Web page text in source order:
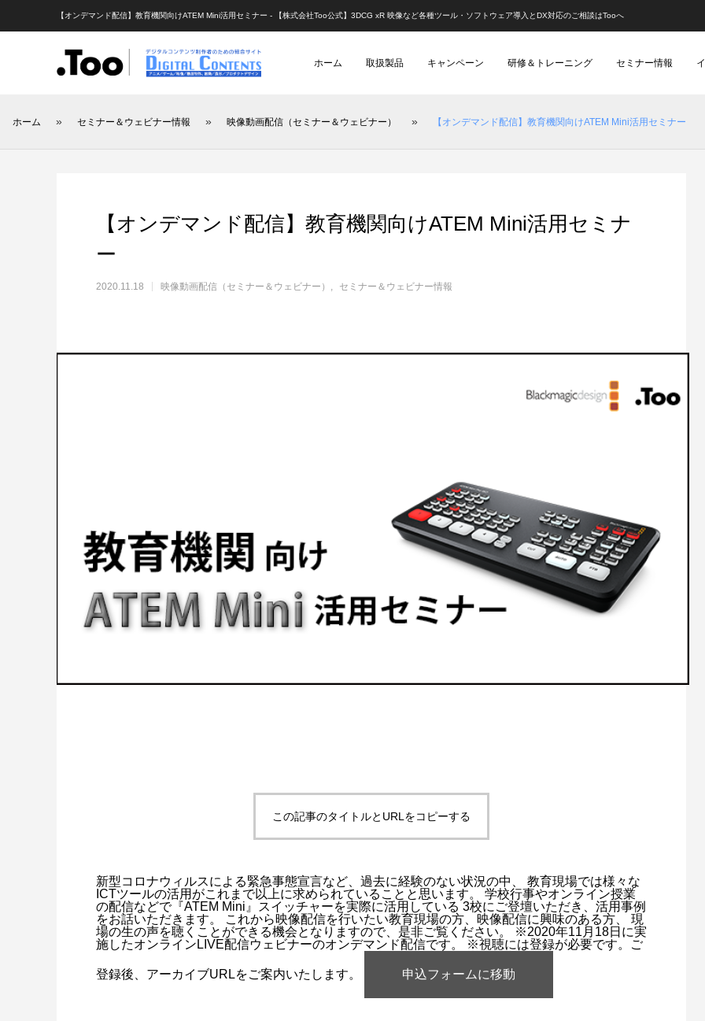
【オンデマンド配信】教育機関向けATEM Mini活用セミナー - 【株式会社Too公式】3DCG xR 映像など各種ツール・ソフトウェア導入とDX対応のご相談はTooへ
ホーム 取扱製品 キャンペーン 研修＆トレーニング セミナー情報
補改訂版』発売記念セミナー
アニマル・モデリング 動物造形解剖学 増
補改訂版』発売記念セミナー
2026.04.15 2026.03.25
Autodesk Flow Studio 個別デモ会
アニマル・モデリング 動物造形解剖学 増
Autodesk CG Festa 2026 群集シミュレーション徹底比較
ート講演会 〜就職をめざすあなたに届け
ニメ『星の子どもとはじまりの樹』に込め
への挑戦『パチスロ東京喰種』か
【イベントレポート】『機動戦士ガンダム
閃光のハサウェイ キルケーの魔女』 重厚
な映像表現を支えた3DCG制作の舞台裏 –
2026.07.14
【イベントレポート】サイバーコネクトツ
ー30年の歩みと新たな挑戦について –
Autodesk CG Festa 2026（株式会社サイ
2026.07.13
【イベントレポート】映像制作の
える、3DCGと生成AIの連携 –
『ARMORED CORE VI FIRES OF
RUBICON』メイキングセミナー – ゲーム
『プロジェクト暁』メイキング
ゲーム制作ワークフローセミナ
督ふたりが語る、誕生秘話とネコ表現のこ
ジオコロリド初となる長編制作で見えてき
パンツァー 劇場版」の挑戦 3D
[外部事例]「泣きたい私は猫をかぶる」監
督ふたりが語る、誕生秘話とネコ表現のこ
だわり【インタビュー】
2020.06.18
[外部事例]「ペンギン・ハイウェイ」スタ
ジオコロリド初となる長編制作で見えてき
た、“デジタル作画”の課題と未来
2018.08.17
[外部事例]CGで戦車を描く！「ガ
パンツァー 劇場版」の挑戦 3D
ホーム » セミナー＆ウェビナー情報 » 映像動画配信（セミナー＆ウェビナー） » 【オンデマンド配信】教育機関向けATEM Mini活用セミナー
【オンデマンド配信】教育機関向けATEM Mini活用セミナ
ー
2020.11.18 映像動画配信（セミナー＆ウェビナー） セミナー＆ウェビナー情報
この記事のタイトルとURLをコピーする
新型コロナウィルスによる緊急事態宣言など、過去に経験のない状況の中、 教育現場では様々な
ICTツールの活用がこれまで以上に求められていることと思います。 学校行事やオンライン授業
の配信などで『ATEM Mini』スイッチャーを実際に活用している 3校にご登壇いただき、活用事例
をお話いただきます。 これから映像配信を行いたい教育現場の方、映像配信に興味のある方、 現
場の生の声を聴くことができる機会となりますので、是非ご覧ください。 ※2020年11月18日に実
施したオンラインLIVE配信ウェビナーのオンデマンド配信です。 ※視聴には登録が必要です。ご
登録後、アーカイブURLをご案内いたします。 申込フォームに移動